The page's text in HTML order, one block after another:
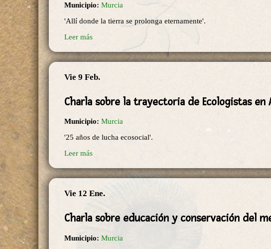
Municipio: Murcia
'Allí donde la tierra se prolonga eternamente'.
Leer más
Vie 9 Feb.
Charla sobre la trayectoria de Ecologistas en
Municipio: Murcia
'25 años de lucha ecosocial'.
Leer más
Vie 12 Ene.
Charla sobre educación y conservación del
Municipio: Murcia